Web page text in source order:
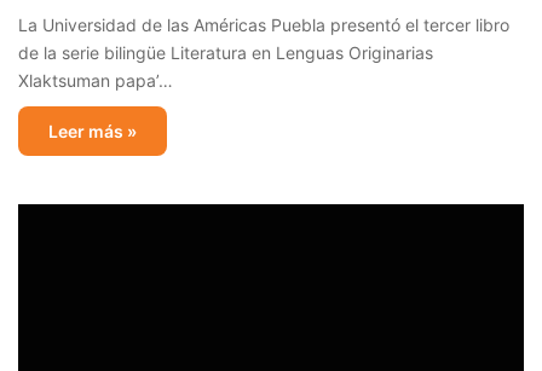
La Universidad de las Américas Puebla presentó el tercer libro
de la serie bilingüe Literatura en Lenguas Originarias
Xlaktsuman papa’…
Leer más »